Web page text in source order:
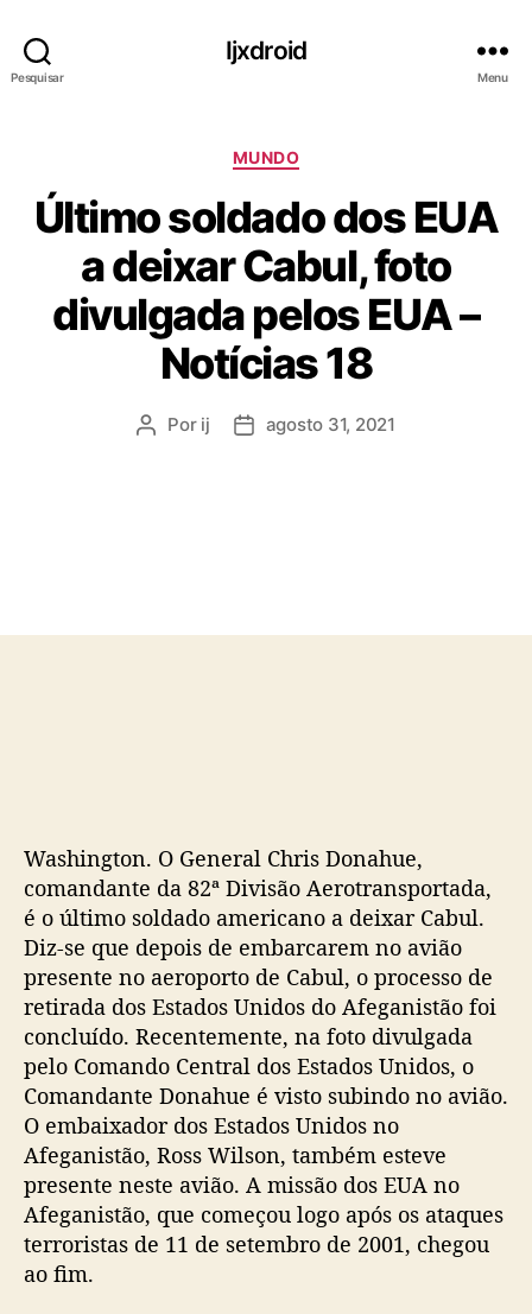
Pesquisar
Ijxdroid
Menu
C
t
e
g
o
r
i
a
MUNDO
Último soldado dos EUA
a deixar Cabul, foto
divulgada pelos EUA –
Notícias 18
A
o
Por ij
D
b
agosto 31, 2021
Washington. O General Chris Donahue,
comandante da 82ª Divisão Aerotransportada,
é o último soldado americano a deixar Cabul.
Diz-se que depois de embarcarem no avião
presente no aeroporto de Cabul, o processo de
retirada dos Estados Unidos do Afeganistão foi
concluído. Recentemente, na foto divulgada
pelo Comando Central dos Estados Unidos, o
Comandante Donahue é visto subindo no avião.
O embaixador dos Estados Unidos no
Afeganistão, Ross Wilson, também esteve
presente neste avião. A missão dos EUA no
Afeganistão, que começou logo após os ataques
terroristas de 11 de setembro de 2001, chegou
ao fim.